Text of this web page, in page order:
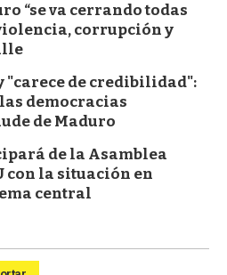
“se va cerrando todas
corrupción y
"carece de credibilidad":
democracias
de Maduro
de la Asamblea
con la situación en
central